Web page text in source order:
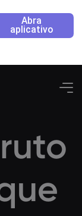
Abra
aplicativo